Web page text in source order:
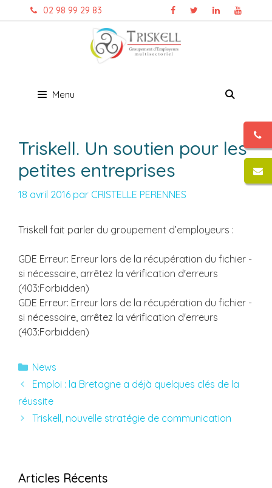
au
02 98 99 29 83
Menu
Triskell. Un soutien pour les
petites entreprises
18 avril 2016 par CRISTELLE PERENNES
Triskell fait parler du groupement d’employeurs :
GDE Erreur: Erreur lors de la récupération du fichier -
si nécessaire, arrêtez la vérification d'erreurs
(403:Forbidden)
GDE Erreur: Erreur lors de la récupération du fichier -
si nécessaire, arrêtez la vérification d'erreurs
(403:Forbidden)
Catégories
News
Emploi : la Bretagne a déjà quelques clés de la
réussite
Triskell, nouvelle stratégie de communication
Articles Récents